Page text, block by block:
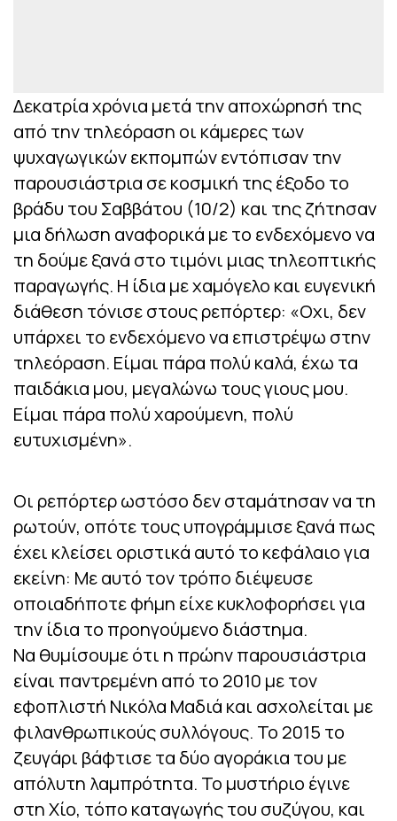
Δεκατρία χρόνια μετά την αποχώρησή της
από την τηλεόραση οι κάμερες των
ψυχαγωγικών εκπομπών εντόπισαν την
παρουσιάστρια σε κοσμική της έξοδο το
βράδυ του Σαββάτου (10/2) και της ζήτησαν
μια δήλωση αναφορικά με το ενδεχόμενο να
τη δούμε ξανά στο τιμόνι μιας τηλεοπτικής
παραγωγής. Η ίδια με χαμόγελο και ευγενική
διάθεση τόνισε στους ρεπόρτερ: «Οχι, δεν
υπάρχει το ενδεχόμενο να επιστρέψω στην
τηλεόραση. Είμαι πάρα πολύ καλά, έχω τα
παιδάκια μου, μεγαλώνω τους γιους μου.
Είμαι πάρα πολύ χαρούμενη, πολύ
ευτυχισμένη».
Οι ρεπόρτερ ωστόσο δεν σταμάτησαν να τη
ρωτούν, οπότε τους υπογράμμισε ξανά πως
έχει κλείσει οριστικά αυτό το κεφάλαιο για
εκείνη: Με αυτό τον τρόπο διέψευσε
οποιαδήποτε φήμη είχε κυκλοφορήσει για
την ίδια το προηγούμενο διάστημα.
Να θυμίσουμε ότι η πρώην παρουσιάστρια
είναι παντρεμένη από το 2010 με τον
εφοπλιστή Νικόλα Μαδιά και ασχολείται με
φιλανθρωπικούς συλλόγους. Το 2015 το
ζευγάρι βάφτισε τα δύο αγοράκια του με
απόλυτη λαμπρότητα. Το μυστήριο έγινε
στη Χίο, τόπο καταγωγής του συζύγου, και